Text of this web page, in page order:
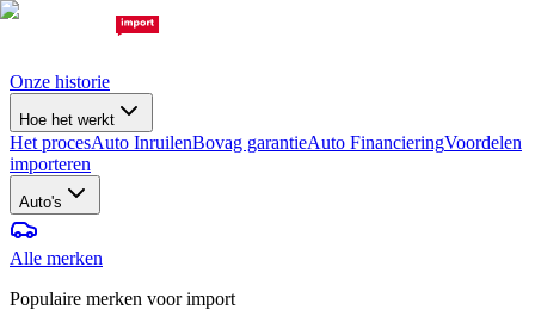
Onze historie
Hoe het werkt
Het procesAuto InruilenBovag garantieAuto FinancieringVoordelen
importeren
Auto's
Alle merken
Populaire merken voor import